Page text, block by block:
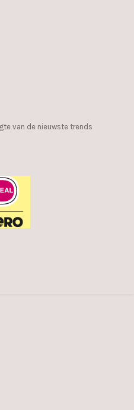
van de nieuwste trends